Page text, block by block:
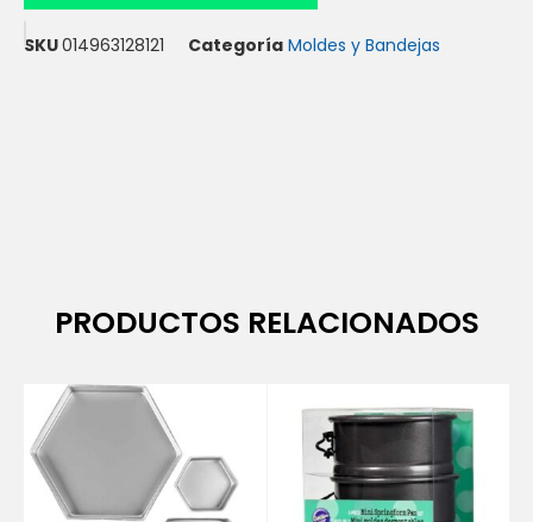
SKU014963128121 Categoría Moldes y Bandejas
PRODUCTOS RELACIONADOS